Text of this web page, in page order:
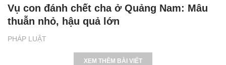
PHÁP LUẬT
Vụ con đánh chết cha ở Quảng Nam: Mâu
thuẫn nhỏ, hậu quả lớn
XEM THÊM BÀI VIẾT